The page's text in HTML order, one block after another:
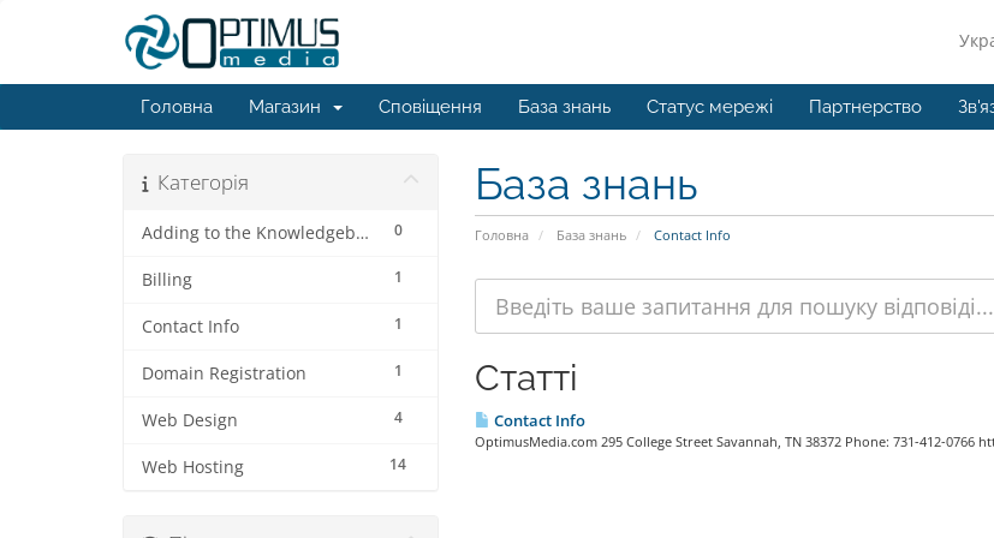
Головна Магазин Сповіщення База знань Статус мережі Партнерство
База знань
Головна База знань Contact Info
Категорія
0
Adding to the Knowledgebase
1
Billing
1
Contact Info
1
Domain Registration
4
Web Design
14
Web Hosting
Статті
Contact Info
OptimusMedia.com 295 College Street Savannah, TN 38372 Phone: 731-412-0766